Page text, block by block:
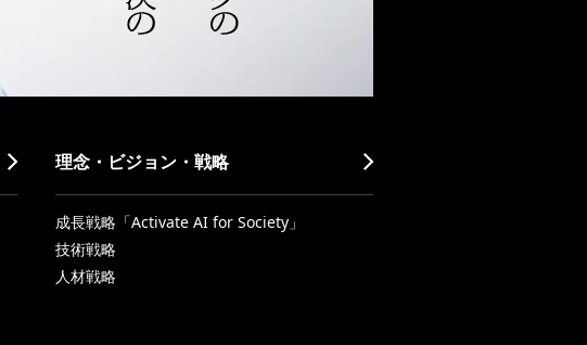
理念・ビジョン・戦略
成長戦略「Activate AI for Society」
技術戦略
人材戦略